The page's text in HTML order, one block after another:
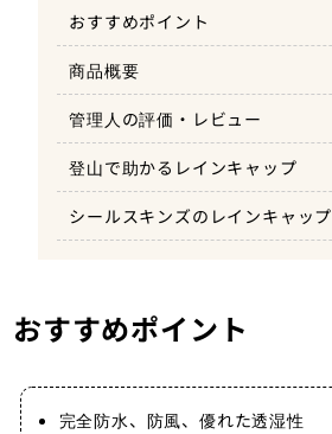
おすすめポイント
商品概要
管理人の評価・レビュー
登山で助かるレインキャップ
シールスキンズのレインキャップ
おすすめポイント
完全防水、防風、優れた透湿性